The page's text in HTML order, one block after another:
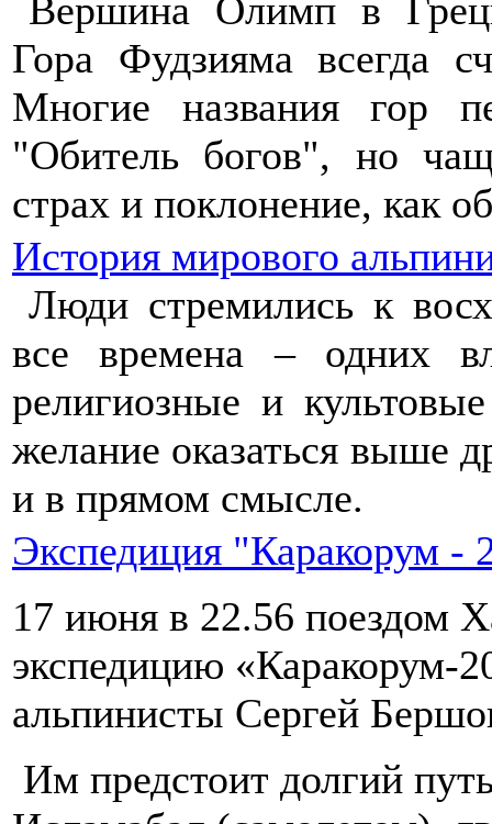
Вершина Олимп в
Гора Фудзияма всегда
Многие названия гор
"Обитель богов", но
страх и поклонение, как
История мирового
Люди стремились к
все времена – одних
религиозные и
желание оказаться выше
и в прямом смысле.
Экспедиция "Каракорум -
17 июня в 22.56 поездом
экспедицию «Каракорум-
альпинисты Сергей
Им предстоит долгий